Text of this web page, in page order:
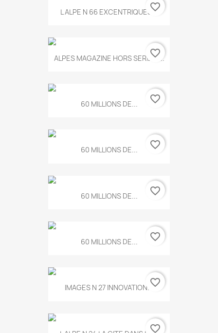
L ALPE N 66 EXCENTRIQUES...
favorite_border
ALPES MAGAZINE HORS SERIE N...
favorite_border
60 MILLIONS DE... favorite_border
60 MILLIONS DE... favorite_border
60 MILLIONS DE... favorite_border
60 MILLIONS DE... favorite_border
IMAGES N 27 INNOVATION...favorite_border
favorite_border